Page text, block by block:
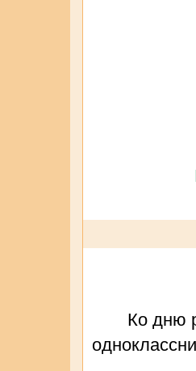
Ко дню